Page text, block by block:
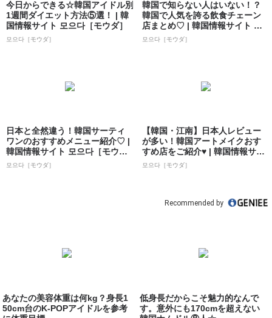
今日からできる☆韓国アイドル別
1週間ダイエット方法⑤選！ | 韓
国情報サイト 모으다［モウダ］
모으다［モウダ］
韓国で知らない人はいない！？
韓国で人気を誇る飲食チェーン
店まとめ♡ | 韓国情報サイト 모
으다［モ...
모으다［モウダ］
日本と全然違う！韓国サーティ
ワンのおすすめメニュー紹介♡ |
韓国情報サイト 모으다［モウ
ダ］
모으다［モウダ］
【韓国・江南】日本人レビュー
が多い！韓国アートメイクおす
すめ店をご紹介♥ | 韓国情報サイ
ト 모으...
모으다［モウダ］
Recommended by
あなたの美容体重は何kg？身長1
50cm台のK-POPアイドルを参考
低身長だからこそ魅力的なんで
す。意外にも170cmを超えない